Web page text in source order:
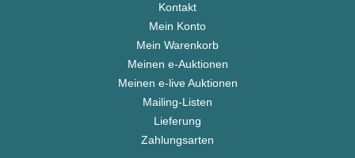
Kontakt
Mein Konto
Mein Warenkorb
Meinen e-Auktionen
Meinen e-live Auktionen
Mailing-Listen
Lieferung
Zahlungsarten